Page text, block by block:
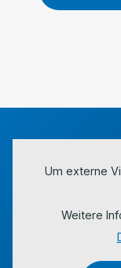
Um externe
Weitere